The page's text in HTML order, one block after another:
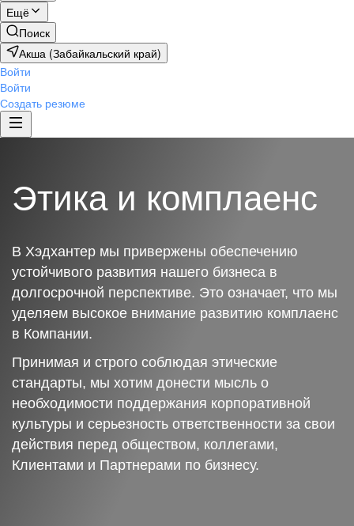
Ещё
Поиск
Акша (Забайкальский край)
Войти
Войти
Создать резюме
Этика и комплаенс
В Хэдхантер мы привержены обеспечению
устойчивого развития нашего бизнеса в
долгосрочной перспективе. Это означает, что мы
уделяем высокое внимание развитию комплаенс
в Компании.
Принимая и строго соблюдая этические
стандарты, мы хотим донести мысль о
необходимости поддержания корпоративной
культуры и серьезность ответственности за свои
действия перед обществом, коллегами,
Клиентами и Партнерами по бизнесу.